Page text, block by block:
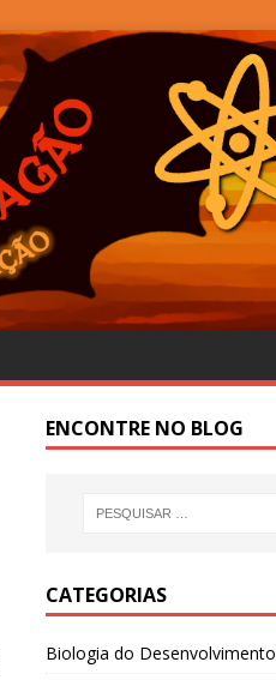
ENCONTRE NO BLOG
CATEGORIAS
Biologia do Desenvolvimento